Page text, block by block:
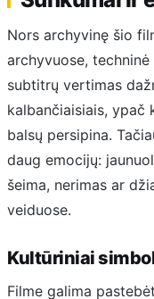
Nors archyvinę šio
archyvuose,
subtitrų vertimas
kalbančiaisiais, ypač
balsų persipina.
daug emocijų:
šeima, nerimas ar
veiduose.
Kultūriniai
Filme galima